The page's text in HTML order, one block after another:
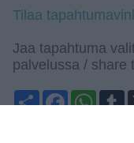
Tilaa
Jaa tapahtuma
palvelussa / share
ShareFacebook